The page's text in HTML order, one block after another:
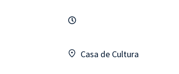
Casa de Cultura